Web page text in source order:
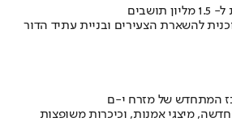
להשארת הצעירים ובניית עתיד הדור
המתחדש של מזרח י-ם
מיצגי אמנות, וכיכרות משופצות